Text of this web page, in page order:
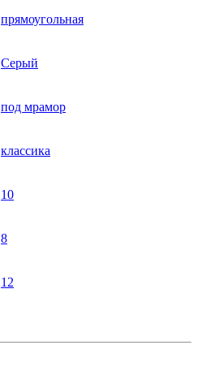
прямоугольная
Серый
под мрамор
классика
10
8
12